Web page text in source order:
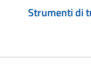
Strumenti di